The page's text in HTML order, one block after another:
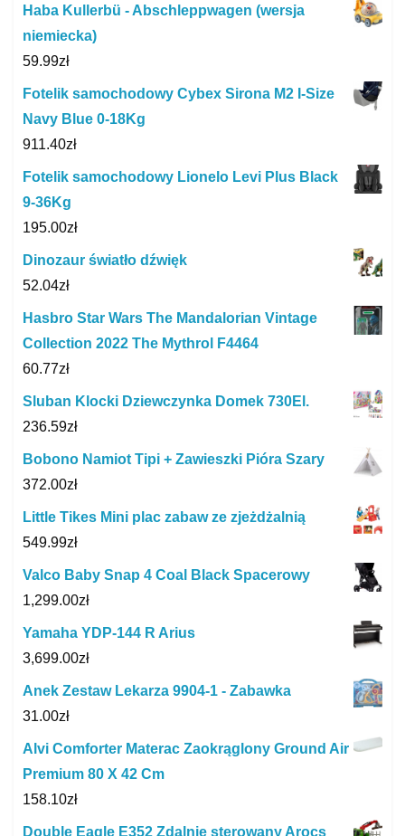
Haba Kullerbü - Abschleppwagen (wersja
niemiecka)
59.99zł
Fotelik samochodowy Cybex Sirona M2 I-Size
Navy Blue 0-18Kg
911.40zł
Fotelik samochodowy Lionelo Levi Plus Black
9-36Kg
195.00zł
Dinozaur światło dźwięk
52.04zł
Hasbro Star Wars The Mandalorian Vintage
Collection 2022 The Mythrol F4464
60.77zł
Sluban Klocki Dziewczynka Domek 730El.
236.59zł
Bobono Namiot Tipi + Zawieszki Pióra Szary
372.00zł
Little Tikes Mini plac zabaw ze zjeżdżalnią
549.99zł
Valco Baby Snap 4 Coal Black Spacerowy
1,299.00zł
Yamaha YDP-144 R Arius
3,699.00zł
Anek Zestaw Lekarza 9904-1 - Zabawka
31.00zł
Alvi Comforter Materac Zaokrąglony Ground Air
Premium 80 X 42 Cm
158.10zł
Double Eagle E352 Zdalnie sterowany Arocs